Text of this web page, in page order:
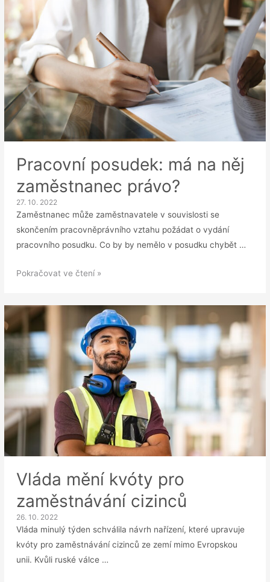
zákazníkovi:
Kdo
ji
uhradí?
Pracovní posudek: má na něj
zaměstnanec právo?
27. 10. 2022
Zaměstnanec může zaměstnavatele v souvislosti se
skončením pracovně­právního vztahu požádat o vydání
pracovního posudku. Co by by nemělo v posudku chybět …
Pracovní
má
něj
zaměstnanec
právo?
Pokračovat ve čtení »
Vláda mění kvóty pro
zaměstnávání cizinců
26. 10. 2022
Vláda minulý týden schválila návrh nařízení, které upravuje
kvóty pro zaměstnávání cizinců ze zemí mimo Evropskou
unii. Kvůli ruské válce …